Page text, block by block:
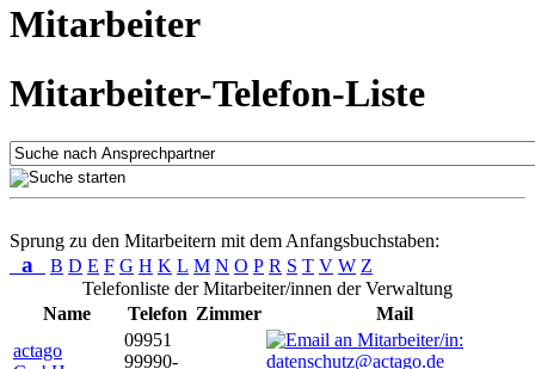
Mitarbeiter
Mitarbeiter-Telefon-Liste
Sprung zu den Mitarbeitern mit dem Anfangsbuchstaben:
a B D E F G H K L M N O P R S T V W Z
Telefonliste der Mitarbeiter/innen der Verwaltung
Name
Telefon Zimmer
Mail
actago
09951
99990-